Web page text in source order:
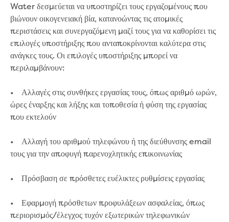
Water δεσμεύεται να υποστηρίζει τους εργαζομένους που
βιώνουν οικογενειακή βία, κατανοώντας τις ατομικές
περιστάσεις και συνεργαζόμενη μαζί τους για να καθορίσει τις
επιλογές υποστήριξης που ανταποκρίνονται καλύτερα στις
ανάγκες τους. Οι επιλογές υποστήριξης μπορεί να
περιλαμβάνουν:
• Αλλαγές στις συνθήκες εργασίας τους, όπως αριθμό ωρών,
ώρες έναρξης και λήξης και τοποθεσία ή φύση της εργασίας
που εκτελούν
• Αλλαγή του αριθμού τηλεφώνου ή της διεύθυνσης email
τους για την αποφυγή παρενοχλητικής επικοινωνίας
• Πρόσβαση σε πρόσθετες ευέλικτες ρυθμίσεις εργασίας
• Εφαρμογή πρόσθετων προφυλάξεων ασφαλείας, όπως
περιορισμός/έλεγχος τυχόν εξωτερικών τηλεφωνικών